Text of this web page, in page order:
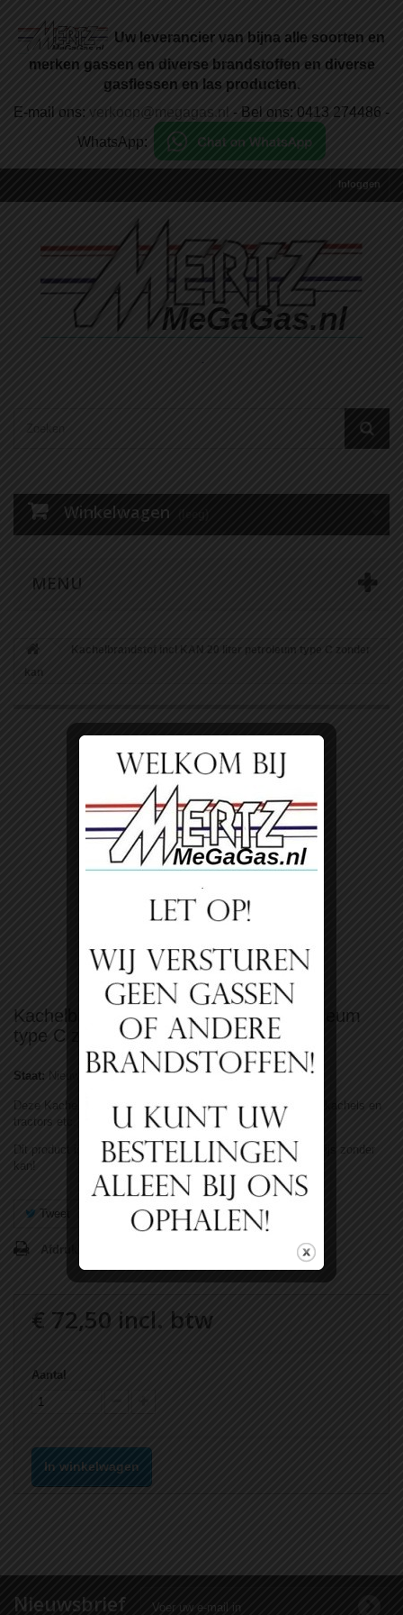
Uw leverancier van bijna alle soorten en
merken gassen en diverse brandstoffen en diverse
gasflessen en las producten.
E-mail ons: verkoop@megagas.nl - Bel ons: 0413 274486 -
WhatsApp:
Inloggen
Winkelwagen
MENU
Kachelbrandstof incl KAN 20 liter petroleum type C zonder
kan
Bekijk groter
Kachelbrandstof incl KAN 20 liter petroleum
type C zonder kan
Staat: Nieuw product
Deze Kachel brandstof kan gebruikt worden voor petroleum kachels en
tractors etc. Geeft alleen beetje geur bij opstarten.
Dit product is vlambaar en koel en donder bewaren. Dit is prijs zonder
kan!
Tweet Delen Google+ Pinterest
Afdrukken
€ 72,50 incl. btw
Aantal
In winkelwagen
Nieuwsbrief